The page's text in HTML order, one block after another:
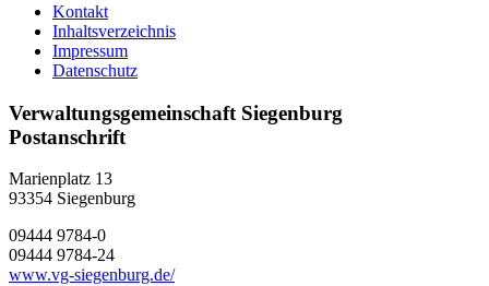
Kontakt
Inhaltsverzeichnis
Impressum
Datenschutz
Verwaltungsgemeinschaft Siegenburg
Postanschrift
Marienplatz 13
93354 Siegenburg
09444 9784-0
09444 9784-24
www.vg-siegenburg.de/